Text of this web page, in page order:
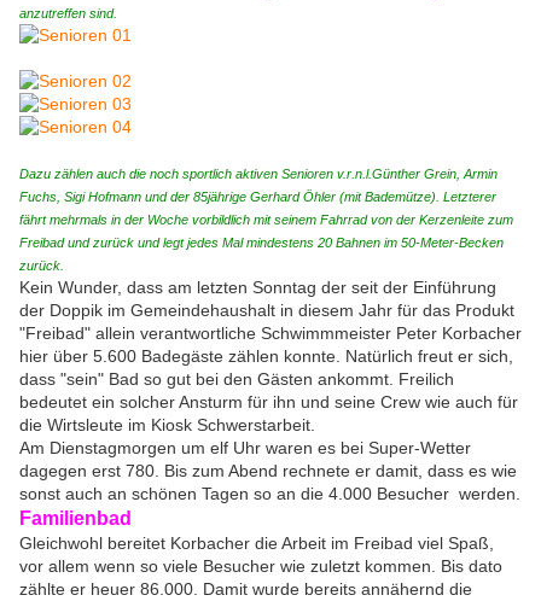
anzutreffen sind.
Dazu zählen auch die noch sportlich aktiven Senioren v.r.n.l.Günther Grein, Armin
Fuchs, Sigi Hofmann und der 85jährige Gerhard Öhler (mit Bademütze) . Letzterer
fährt mehrmals in der Woche vorbildlich mit seinem Fahrrad von der Kerzenleite zum
Freibad und zurück und legt jedes Mal mindestens 20 Bahnen im 50-Meter-Becken
zurück.
Kein Wunder, dass am letzten Sonntag der seit der Einführung
der Doppik im Gemeindehaushalt in diesem Jahr für das Produkt
"Freibad" allein verantwortliche Schwimmmeister Peter Korbacher
hier über 5.600 Badegäste zählen konnte. Natürlich freut er sich,
dass "sein" Bad so gut bei den Gästen ankommt. Freilich
bedeutet ein solcher Ansturm für ihn und seine Crew wie auch für
die Wirtsleute im Kiosk Schwerstarbeit.
Am Dienstagmorgen um elf Uhr waren es bei Super-Wetter
dagegen erst 780. Bis zum Abend rechnete er damit, dass es wie
sonst auch an schönen Tagen so an die 4.000 Besucher werden.
Familienbad
Gleichwohl bereitet Korbacher die Arbeit im Freibad viel Spaß,
vor allem wenn so viele Besucher wie zuletzt kommen. Bis dato
zählte er heuer 86.000. Damit wurde bereits annähernd die